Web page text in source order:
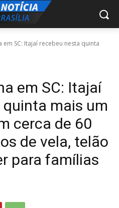
em SC: Itajaí recebeu nesta quinta
em SC: Itajaí
mais um
cerca de 60
de vela, telão
para famílias